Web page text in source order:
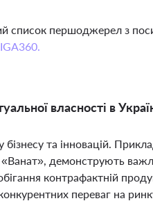
список першоджерел з
власності в
бізнесу та інновацій.
демонструють
контрафактній
переваг на